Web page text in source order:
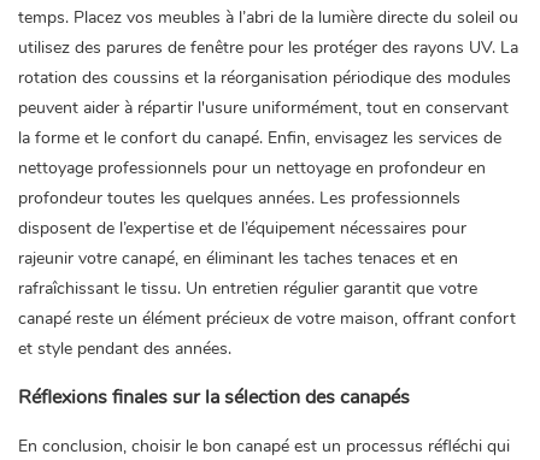
temps. Placez vos meubles à l’abri de la lumière directe du soleil ou
utilisez des parures de fenêtre pour les protéger des rayons UV. La
rotation des coussins et la réorganisation périodique des modules
peuvent aider à répartir l'usure uniformément, tout en conservant
la forme et le confort du canapé. Enfin, envisagez les services de
nettoyage professionnels pour un nettoyage en profondeur en
profondeur toutes les quelques années. Les professionnels
disposent de l’expertise et de l’équipement nécessaires pour
rajeunir votre canapé, en éliminant les taches tenaces et en
rafraîchissant le tissu. Un entretien régulier garantit que votre
canapé reste un élément précieux de votre maison, offrant confort
et style pendant des années.
Réflexions finales sur la sélection des canapés
En conclusion, choisir le bon canapé est un processus réfléchi qui